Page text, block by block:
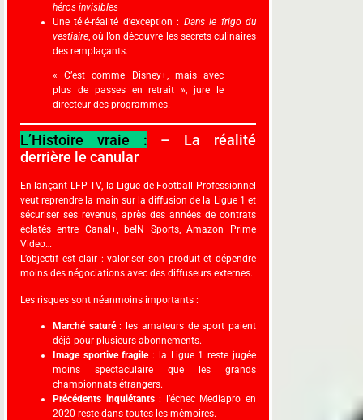
héros invisibles
Une télé-réalité d’exception : Dans le frigo du
vestiaire, où l’on découvre les secrets culinaires
des remplaçants.
« C’est comme Disney+, mais avec
plus de passes en retrait », jure le
directeur des programmes.
L’Histoire vraie : – La réalité
derrière le canular
En lançant LFP TV, la Ligue de Football Professionnel
veut reprendre la main sur la diffusion de la Ligue 1 et
sécuriser ses revenus, après des années de contrats
éclatés entre Canal+, beIN Sports, Amazon Prime
Video…
L’objectif est clair : valoriser son produit et dépendre
moins des négociations avec des diffuseurs externes.
Les risques sont néanmoins importants :
Marché saturé: les amateurs de sport paient
déjà pour plusieurs abonnements.
Image sportive fragile: la Ligue 1 reste jugée
moins spectaculaire que les grands
championnats étrangers.
Précédents inquiétants: l’échec Mediapro en
2020 reste dans toutes les mémoires.